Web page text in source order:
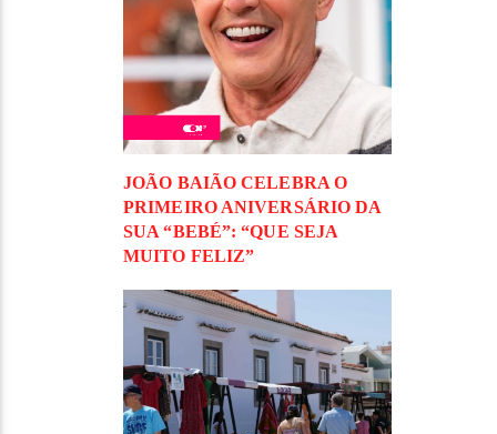
JOÃO BAIÃO CELEBRA O
PRIMEIRO ANIVERSÁRIO DA
SUA “BEBÉ”: “QUE SEJA
MUITO FELIZ”